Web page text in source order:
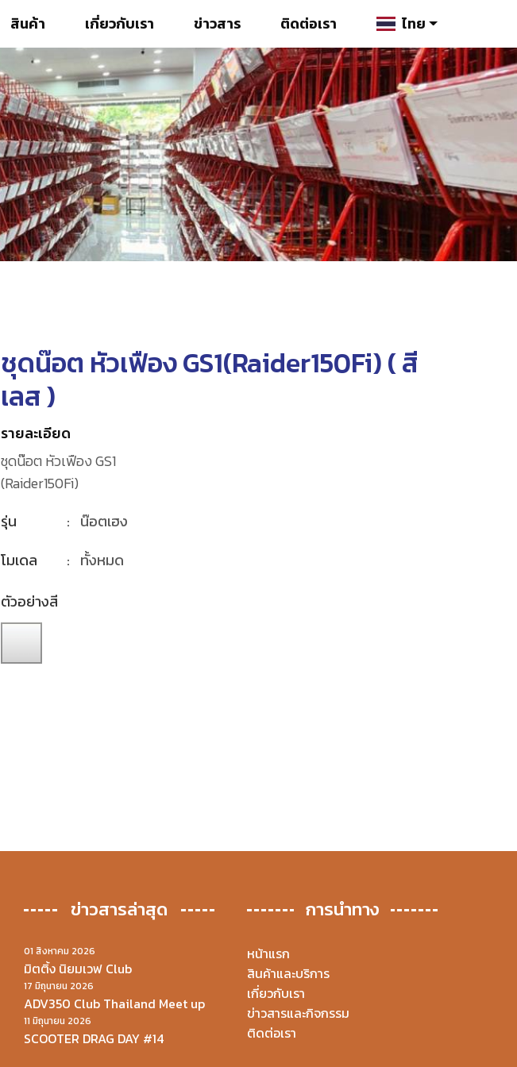
สินค้า เกี่ยวกับเรา ข่าวสาร ติดต่อเรา ไทย
ชุดน๊อต หัวเฟือง GS1(Raider150Fi) (สี
เลส)
รายละเอียด
ชุดน๊อต หัวเฟือง GS1
(Raider150Fi)
รุ่น
: น๊อตเฮง
โมเดล
: ทั้งหมด
ตัวอย่างสี
ข่าวสารล่าสุด
01 สิงหาคม 2026
มิตติ้ง นิยมเวฟ Club
17 มิถุนายน 2026
ADV350 Club Thailand Meet up
11 มิถุนายน 2026
SCOOTER DRAG DAY #14
การนำทาง
หน้าแรก
สินค้าและบริการ
เกี่ยวกับเรา
ข่าวสารและกิจกรรม
ติดต่อเรา